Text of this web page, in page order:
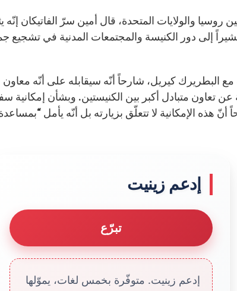
روسيا والولايات المتحدة، قال أمين سرّ الفاتيكان
مشيراً إلى دور الكنيسة والمجتمعات المدنية في تشجيع
مع البطريرك كيريل، شارحاً أنّه سيقابله على أنّه
عن تعاون متبادل أكبر بين الكنيستين. وبشأن إمكانية
أنّ هذه الإمكانية لا تتعلّق بزيارته بل أنّه يأمل
إدعم زينيت
تبرّع
إدعم زينيت. متوفّرة بخمس لغات، يموّلها